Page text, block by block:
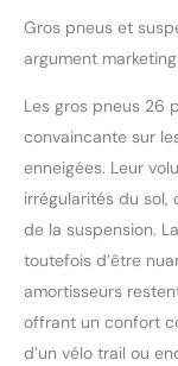
Gros pneus et
argument
Les gros pneus 26
convaincante sur
enneigées. Leur
irrégularités du sol,
de la suspension.
toutefois d’être
amortisseurs
offrant un confort
d’un vélo trail ou